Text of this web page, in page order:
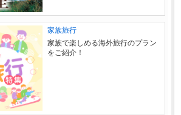
家族旅行
家族で楽しめる海外旅行のプラン
をご紹介！